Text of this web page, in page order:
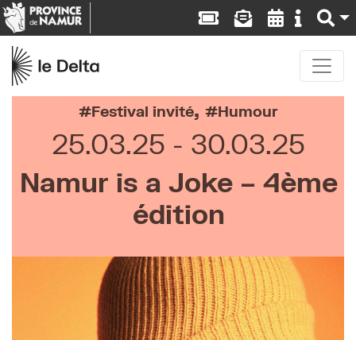
Festival invité, Humour
25.03.25
30.03.25
Namur is a Joke – 4ème
édition